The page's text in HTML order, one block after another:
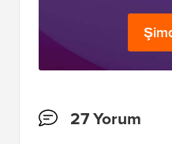
Okuyucu27 Yorum